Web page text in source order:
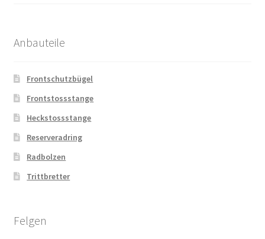
Anbauteile
Frontschutzbügel
Frontstossstange
Heckstossstange
Reserveradring
Radbolzen
Trittbretter
Felgen